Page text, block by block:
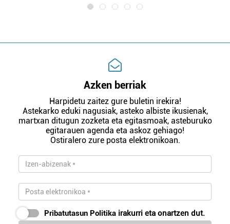
Azken berriak
Harpidetu zaitez gure buletin irekira!
Astekarko eduki nagusiak, asteko albiste ikusienak,
martxan ditugun zozketa eta egitasmoak, asteburuko
egitarauen agenda eta askoz gehiago!
Ostiralero zure posta elektronikoan.
Pribatutasun Politika irakurri eta onartzen dut.